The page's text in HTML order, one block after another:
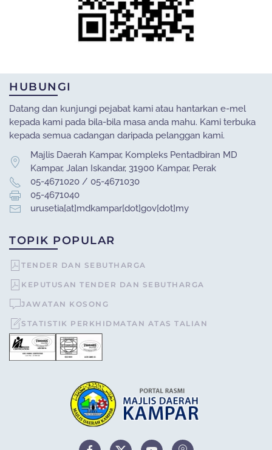
HUBUNGI
Datang dan kunjungi pejabat kami atau hantarkan e-mel
kepada kami pada bila-bila masa anda mahu. Kami terbuka
kepada semua cadangan daripada pelanggan kami.
Majlis Daerah Kampar, Kompleks Pentadbiran MD
Kampar, Jalan Iskandar, 31900 Kampar, Perak
05-4671020 / 05-4671030
05-4671040
urusetia[at]mdkampar[dot]gov[dot]my
TOPIK POPULAR
TENDER DAN SEBUTHARGA
KEPUTUSAN TENDER DAN SEBUTHARGA
JAWATAN KOSONG
STATISTIK PERKHIDMATAN ATAS TALIAN